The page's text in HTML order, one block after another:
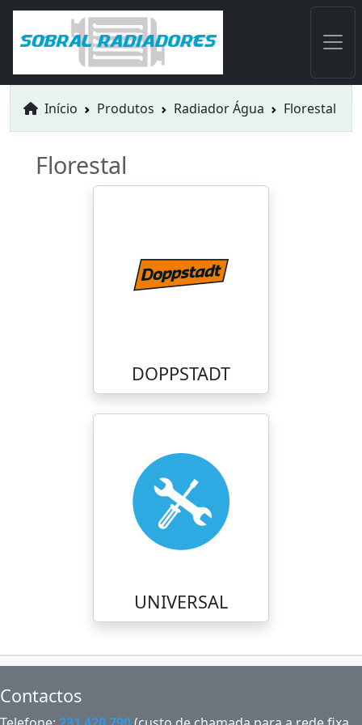
Início Produtos Radiador Água Florestal
Florestal
DOPPSTADT
UNIVERSAL
Contactos